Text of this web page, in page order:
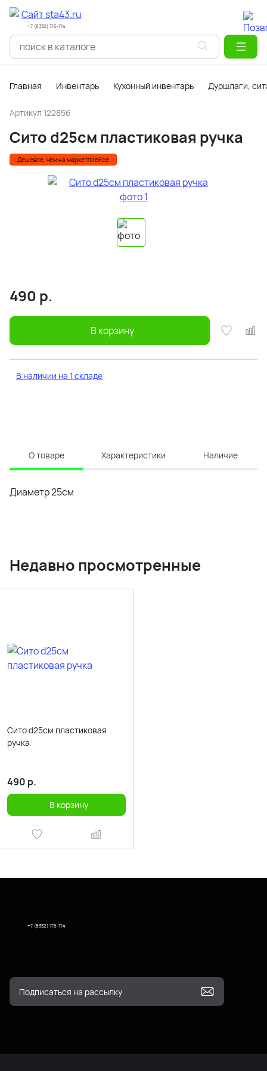
+7 (8332) 715-714
Главная Инвентарь Кухонный инвентарь Дуршлаги,
Артикул 122856
Сито d25см пластиковая ручка
Дешевле, чем на маркетплейсе
490 р.
В корзину
В наличии на 1 складе
О товаре Характеристики Наличие
Диаметр 25см
Недавно просмотренные
Сито d25см пластиковая
ручка
490 р.
В корзину
+7 (8332) 715-714